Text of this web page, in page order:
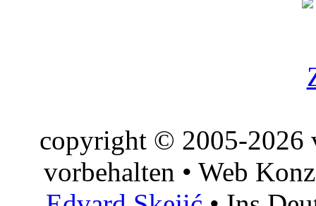
copyright © 2005-2026
vorbehalten • Web